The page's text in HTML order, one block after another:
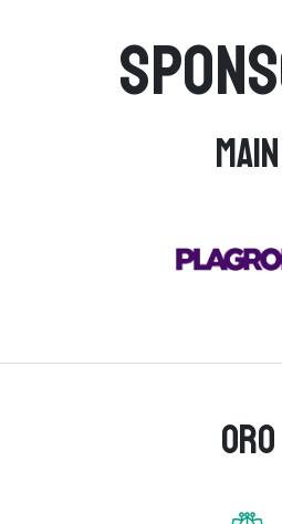
Main
Oro